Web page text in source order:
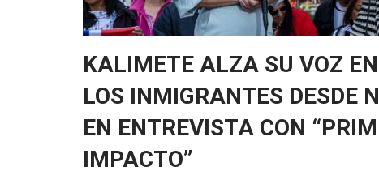
KALIMETE ALZA SU VOZ
LOS INMIGRANTES DESDE
EN ENTREVISTA CON
IMPACTO”